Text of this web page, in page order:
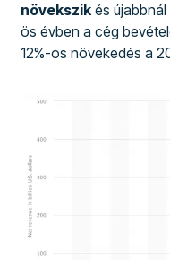
növekszik és
ös évben a cég
12%-os növekedés a